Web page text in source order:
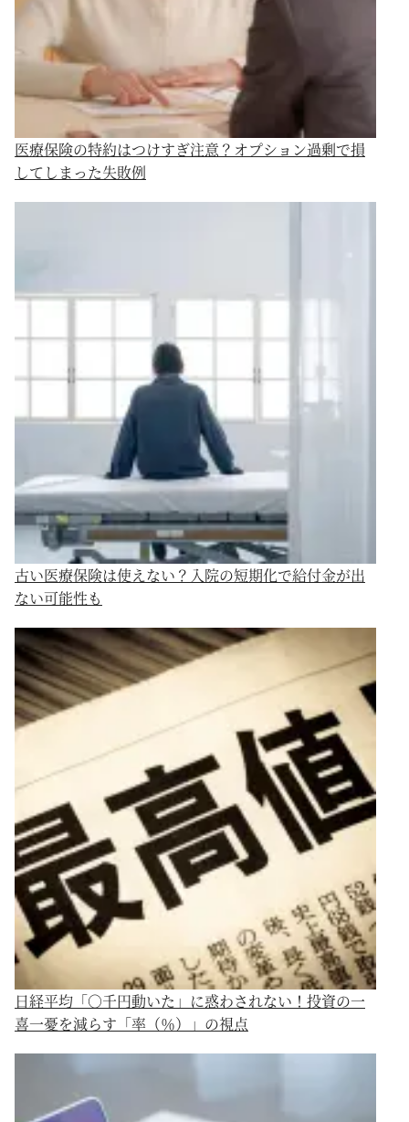
医療保険の特約はつけすぎ注意？オプション過剰で損
してしまった失敗例
古い医療保険は使えない？入院の短期化で給付金が出
ない可能性も
日経平均「○千円動いた」に惑わされない！投資の一
喜一憂を減らす「率（％）」の視点